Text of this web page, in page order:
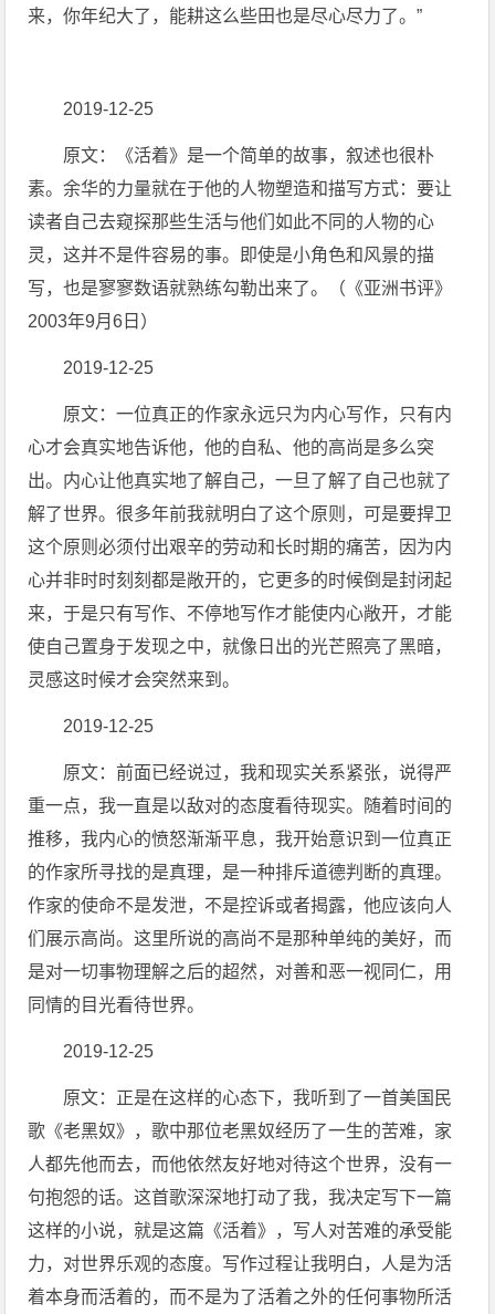
来，你年纪大了，能耕这么些田也是尽心尽力了。”
2019-12-25
原文：《活着》是一个简单的故事，叙述也很朴
素。余华的力量就在于他的人物塑造和描写方式：要让
读者自己去窥探那些生活与他们如此不同的人物的心
灵，这并不是件容易的事。即使是小角色和风景的描
写，也是寥寥数语就熟练勾勒出来了。（《亚洲书评》
2003年9月6日）
2019-12-25
原文：一位真正的作家永远只为内心写作，只有内
心才会真实地告诉他，他的自私、他的高尚是多么突
出。内心让他真实地了解自己，一旦了解了自己也就了
解了世界。很多年前我就明白了这个原则，可是要捍卫
这个原则必须付出艰辛的劳动和长时期的痛苦，因为内
心并非时时刻刻都是敞开的，它更多的时候倒是封闭起
来，于是只有写作、不停地写作才能使内心敞开，才能
使自己置身于发现之中，就像日出的光芒照亮了黑暗，
灵感这时候才会突然来到。
2019-12-25
原文：前面已经说过，我和现实关系紧张，说得严
重一点，我一直是以敌对的态度看待现实。随着时间的
推移，我内心的愤怒渐渐平息，我开始意识到一位真正
的作家所寻找的是真理，是一种排斥道德判断的真理。
作家的使命不是发泄，不是控诉或者揭露，他应该向人
们展示高尚。这里所说的高尚不是那种单纯的美好，而
是对一切事物理解之后的超然，对善和恶一视同仁，用
同情的目光看待世界。
2019-12-25
原文：正是在这样的心态下，我听到了一首美国民
歌《老黑奴》，歌中那位老黑奴经历了一生的苦难，家
人都先他而去，而他依然友好地对待这个世界，没有一
句抱怨的话。这首歌深深地打动了我，我决定写下一篇
这样的小说，就是这篇《活着》，写人对苦难的承受能
力，对世界乐观的态度。写作过程让我明白，人是为活
着本身而活着的，而不是为了活着之外的任何事物所活